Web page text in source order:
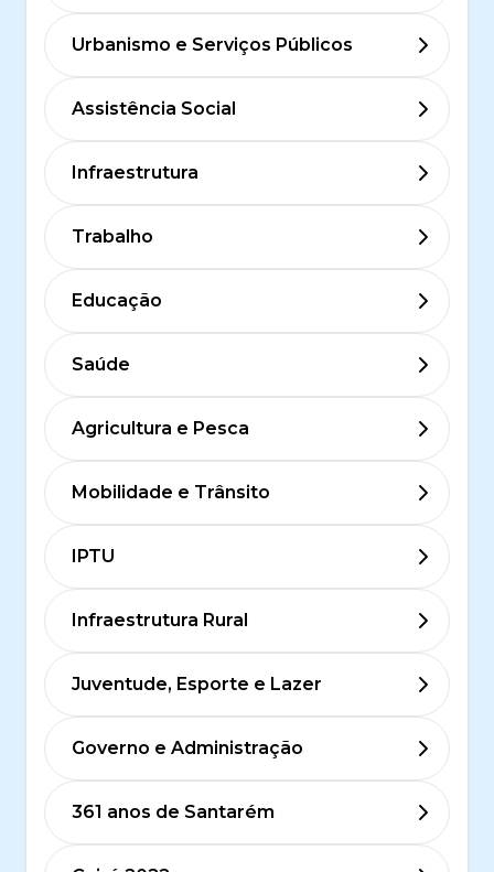
Urbanismo e Serviços Públicos
Assistência Social
Infraestrutura
Trabalho
Educação
Saúde
Agricultura e Pesca
Mobilidade e Trânsito
IPTU
Infraestrutura Rural
Juventude, Esporte e Lazer
Governo e Administração
361 anos de Santarém